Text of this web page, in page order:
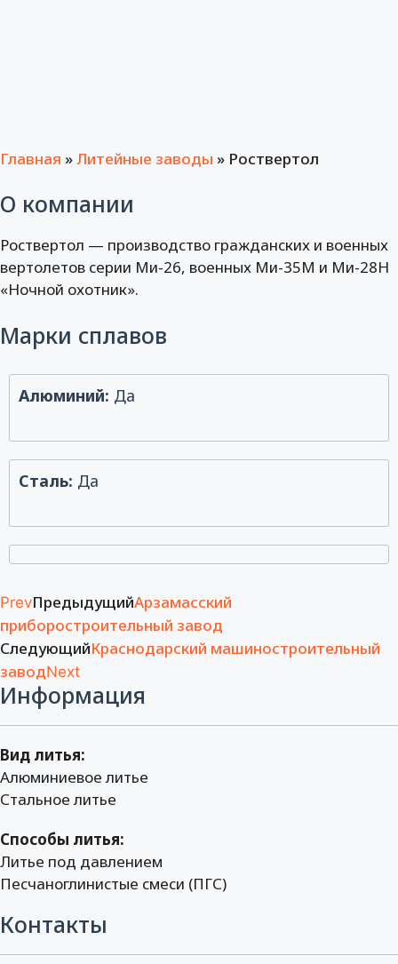
Главная »Литейные заводы » Роствертол
О компании
Роствертол — производство гражданских и военных
вертолетов серии Ми-26, военных Ми-35М и Ми-28Н
«Ночной охотник».
Марки сплавов
Алюминий: Да
Сталь: Да
PrevПредыдущийАрзамасский
приборостроительный завод
СледующийКраснодарский машиностроительный
заводNext
Информация
Вид литья:
Алюминиевое литье
Стальное литье
Способы литья:
Литье под давлением
Песчаноглинистые смеси (ПГС)
Контакты